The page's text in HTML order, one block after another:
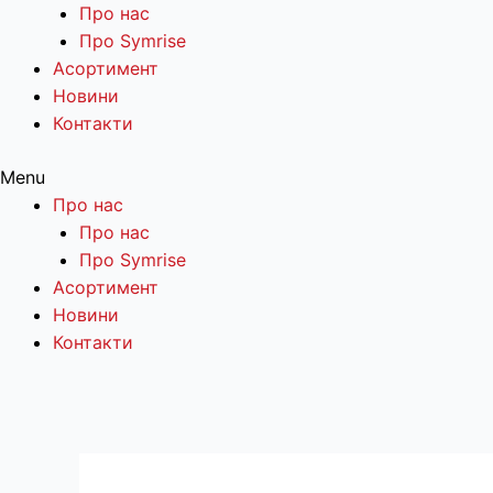
Про нас
Про Symrise
Асортимент
Новини
Контакти
Menu
Про нас
Про нас
Про Symrise
Асортимент
Новини
Контакти